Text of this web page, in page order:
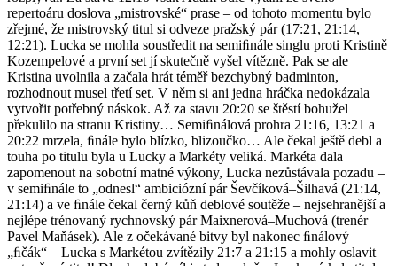
repertoáru doslova „mistrovské“ prase – od tohoto momentu bylo
zřejmé, že mistrovský titul si odveze pražský pár (17:21, 21:14,
12:21). Lucka se mohla soustředit na semiﬁnále singlu proti Kristině
Kozempelové a první set jí skutečně vyšel vítězně. Pak se ale
Kristina uvolnila a začala hrát téměř bezchybný badminton,
rozhodnout musel třetí set. V něm si ani jedna hráčka nedokázala
vytvořit potřebný náskok. Až za stavu 20:20 se štěstí bohužel
překulilo na stranu Kristiny… Semiﬁnálová prohra 21:16, 13:21 a
20:22 mrzela, ﬁnále bylo blízko, blizoučko… Ale čekal ještě debl a
touha po titulu byla u Lucky a Markéty veliká. Markéta dala
zapomenout na sobotní matné výkony, Lucka nezůstávala pozadu –
v semiﬁnále to „odnesl“ ambiciózní pár Ševčíková–Šilhavá (21:14,
21:14) a ve ﬁnále čekal černý kůň deblové soutěže – nejsehranější a
nejlépe trénovaný rychnovský pár Maixnerová–Muchová (trenér
Pavel Maňásek). Ale z očekávané bitvy byl nakonec ﬁnálový
„ﬁčák“ – Lucka s Markétou zvítězily 21:7 a 21:15 a mohly oslavit